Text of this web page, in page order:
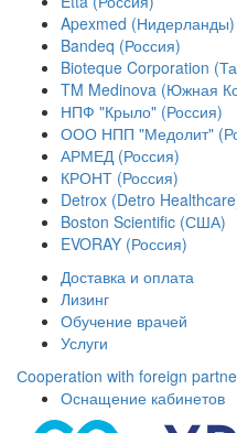
Apexmed (Нидерланды)
Bandeq (Россия)
Bioteque Corporation
TM Medinova (Южная
НПФ "Крыло" (Россия)
ООО НПП "Медолит"
АРМЕД (Россия)
КРОНТ (Россия)
Detrox (Detro
Boston Scientific (США)
EVORAY (Россия)
Доставка и оплата
Лизинг
Обучение врачей
Услуги
Сooperation with foreign
Оснащение кабинетов